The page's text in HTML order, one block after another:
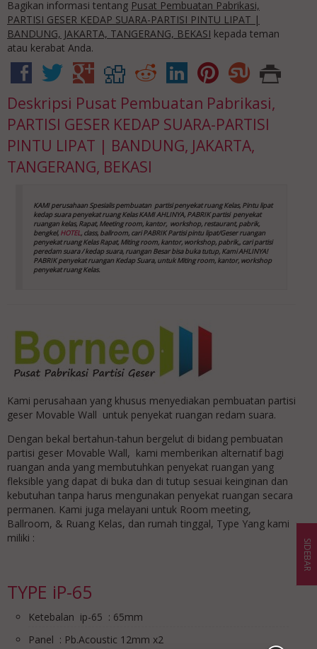
Bagikan informasi tentang Pusat Pembuatan Pabrikasi,
PARTISI GESER KEDAP SUARA-PARTISI PINTU LIPAT |
BANDUNG, JAKARTA, TANGERANG, BEKASI kepada teman
atau kerabat Anda.
Deskripsi Pusat Pembuatan Pabrikasi,
PARTISI GESER KEDAP SUARA-PARTISI
PINTU LIPAT | BANDUNG, JAKARTA,
TANGERANG, BEKASI
KAMI perusahaan Spesialis pembuatan partisi penyekat ruang Kelas, Pintu lipat
kedap suarapenyekat ruang KelasKAMI AHLINYA, PABRIK partisi penyekat
ruangan kelas, Rapat, Meeting room, kantor, workshop, restaurant, pabrik,
bengkel, HOTEL, class, ballroom, cari PABRIK Partisi pintu lipat/Geser ruangan
penyekat ruang KelasRapat, Miting room, kantor, workshop, pabrik,, cari partisi
peredam suara / kedap suara, ruangan Besar bisa buka tutup, Kami AHLINYA!
PABRIK penyekat ruangan Kedap Suara, untuk Miting room, kantor, workshop
penyekat ruang Kelas.
Kami perusahaan yang khusus menyediakan pembuatan partisi
geser Movable Wall untuk penyekat ruangan redam suara.
Dengan bekal bertahun-tahun bergelut di bidang pembuatan
partisi geser Movable Wall, kami memberikan alternatif bagi
ruangan anda yang membutuhkan penyekat ruangan yang
fleksible yang dapat di buka dan di tutup sesuai keinginan dan
kebutuhan tanpa harus mengunakan penyekat ruangan secara
permanen. Kami juga melayani untuk Room meeting,
Ballroom, & Ruang Kelas, dan rumah tinggal, Type Yang kami
miliki :
TYPE iP-65
Ketebalan ip-65 : 65mm
Panel : Pb.Acoustic 12mm x2
SIDEBAR